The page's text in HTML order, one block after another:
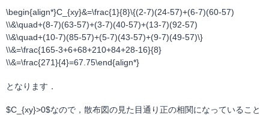
\begin{align*}C_{xy}&=\frac{1}{8}\{(2-7)(24-57)+(6-7)(60-57)
\\&\quad+(8-7)(63-57)+(3-7)(40-57)+(13-7)(92-57)
\\&\quad+(10-7)(85-57)+(5-7)(43-57)+(9-7)(49-57)\}
\\&=\frac{165-3+6+68+210+84+28-16}{8}
\\&=\frac{271}{4}=67.75\end{align*}
となります．
$C_{xy}>0$なので，散布図の見た目通り正の相関になっていること